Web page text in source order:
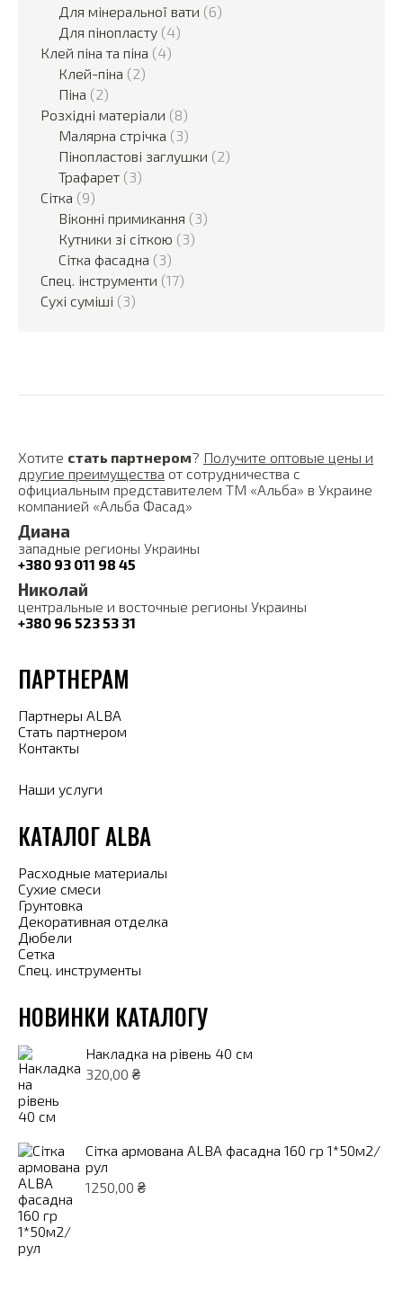
Для мінеральної вати (6)
Для пінопласту (4)
Клей піна та піна (4)
Клей-піна (2)
Піна (2)
Розхідні матеріали (8)
Малярна стрічка (3)
Пінопластові заглушки (2)
Трафарет (3)
Сітка (9)
Віконні примикання (3)
Кутники зі сіткою (3)
Сітка фасадна (3)
Спец. інструменти (17)
Сухі суміші (3)
Хотите стать партнером? Получите оптовые цены и
другие преимущества от сотрудничества с
официальным представителем ТМ «Альба» в Украине
компанией «Альба Фасад»
Диана
западные регионы Украины
+380 93 011 98 45
Николай
центральные и восточные регионы Украины
+380 96 523 53 31
ПАРТНЕРАМ
Партнеры ALBA
Стать партнером
Контакты
Наши услуги
КАТАЛОГ ALBA
Расходные материалы
Сухие смеси
Грунтовка
Декоративная отделка
Дюбели
Сетка
Спец. инструменты
НОВИНКИ КАТАЛОГУ
Накладка на рівень 40 см
320,00 ₴
Сітка армована ALBA фасадна 160 гр 1*50м2/
рул
1250,00 ₴